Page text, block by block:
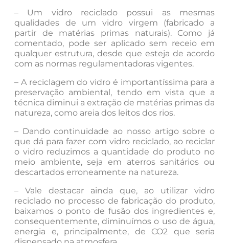
– Um vidro reciclado possui as mesmas
qualidades de um vidro virgem (fabricado a
partir de matérias primas naturais). Como já
comentado, pode ser aplicado sem receio em
qualquer estrutura, desde que esteja de acordo
com as normas regulamentadoras vigentes.
– A reciclagem do vidro é importantíssima para a
preservação ambiental, tendo em vista que a
técnica diminui a extração de matérias primas da
natureza, como areia dos leitos dos rios.
– Dando continuidade ao nosso artigo sobre o
que dá para fazer com vidro reciclado, ao reciclar
o vidro reduzimos a quantidade do produto no
meio ambiente, seja em aterros sanitários ou
descartados erroneamente na natureza.
– Vale destacar ainda que, ao utilizar vidro
reciclado no processo de fabricação do produto,
baixamos o ponto de fusão dos ingredientes e,
consequentemente, diminuímos o uso de água,
energia e, principalmente, de CO2 que seria